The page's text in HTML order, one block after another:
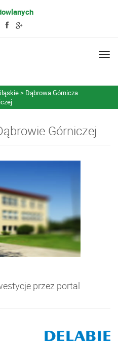
Dąbrowa Górnicza
Górniczej
przez portal